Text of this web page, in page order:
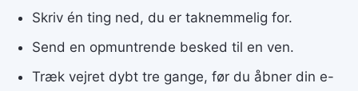
Skriv én ting ned, du er taknemmelig for.
Send en opmuntrende besked til en ven.
Træk vejret dybt tre gange, før du åbner din e-